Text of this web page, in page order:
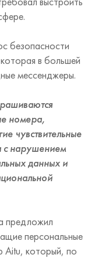
безопасности
в большей
мессенджеры.
номера,
чувствительные
с нарушением
данных и
предложил
персональные
Aitu, который, по